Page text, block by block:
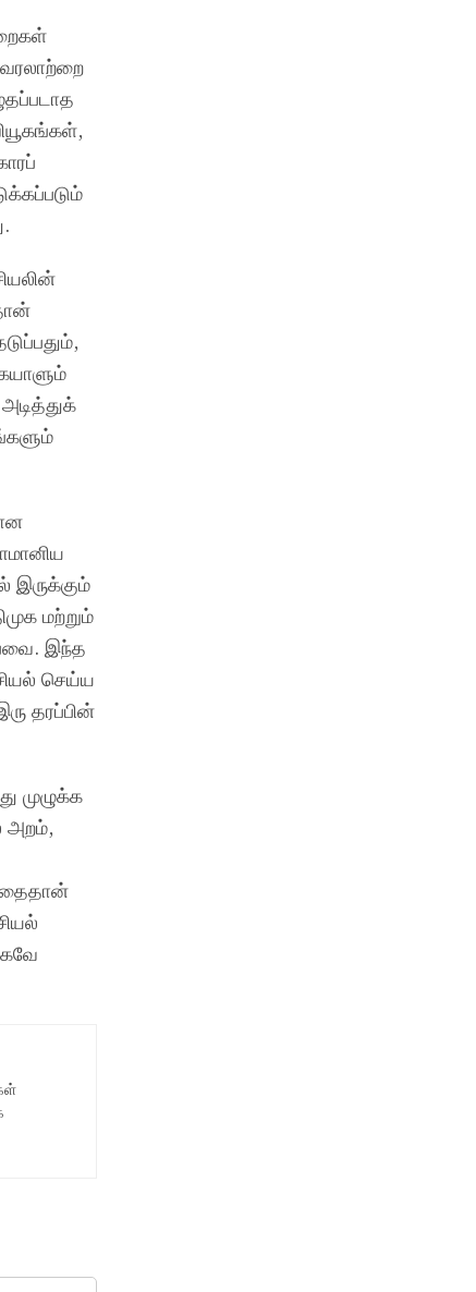
வரலாற்றை
இருக்கும்
மற்றும்
இந்த
செய்ய
தரப்பின்
முழுக்க
அறம்,